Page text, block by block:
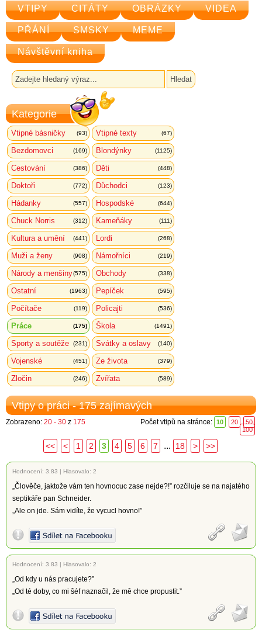
VTIPY CITÁTY OBRÁZKY VIDEA
PŘÁNÍ SMSKY MEME
Návštěvní kniha
Kategorie
Vtipné básničky (93) Vtipné texty (67)
Bezdomovci (169) Blondýnky (1125)
Cestování (386) Děti (448)
Doktoři (772) Důchodci (123)
Hádanky (557) Hospodské (644)
Chuck Norris (312) Kameňáky (111)
Kultura a umění (441) Lordi (268)
Muži a ženy (908) Námořníci (219)
Národy a menšiny(575) Obchody (338)
Ostatní (1963) Pepíček (595)
Počítače (119) Policajti (536)
Práce (175) Škola (1491)
Sporty a soutěže (231) Svátky a oslavy (140)
Vojenské (451) Ze života (379)
Zločin (246) Zvířata (589)
Vtipy o práci - 175 zajímavých
Zobrazeno: 20 - 30 z 175 Počet vtipů na stránce: 10 20
50
100
<< < 1 2 3 4 5 6 7 ... 18 > >>
Hodnocení: 3.83 | Hlasovalo: 2
„Člověče, jaktože vám ten hovnocuc zase nejde?!” rozčiluje se na najatého
septikáře pan Schneider.
„Ale on jde. Sám vidíte, že vycucl hovno!”
Hodnocení: 3.83 | Hlasovalo: 2
„Od kdy u nás pracujete?”
„Od té doby, co mi šéf naznačil, že mě chce propustit.”